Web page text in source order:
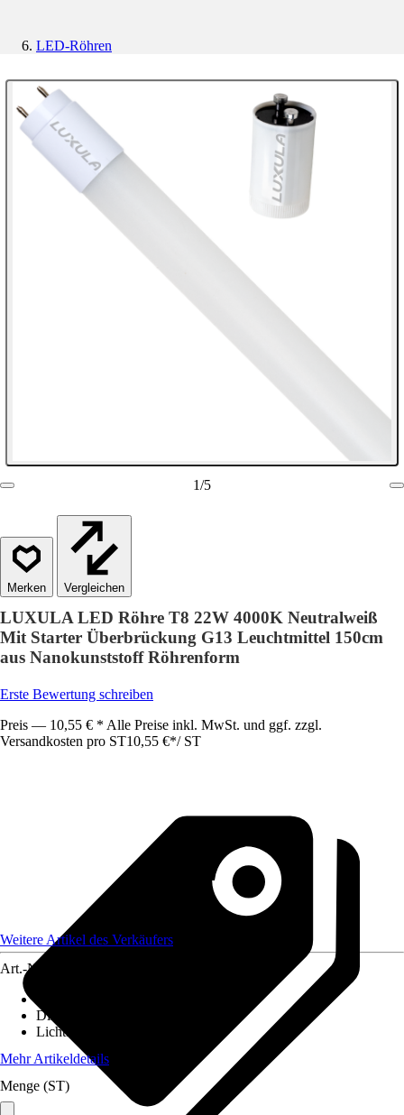
LED-Röhren
1/5
Vergleichen
LUXULA LED Röhre T8 22W 4000K Neutralweiß
Mit Starter Überbrückung G13 Leuchtmittel 150cm
aus Nanokunststoff Röhrenform
Erste Bewertung schreiben
Preis — 10,55 € * Alle Preise inkl. MwSt. und ggf. zzgl.
Versandkosten pro ST10,55 €*/ ST
Weitere Artikel des Verkäufers
Art.-Nr.
Dimmbar
Lichtfarbe
Mehr Artikeldetails
Menge (ST)